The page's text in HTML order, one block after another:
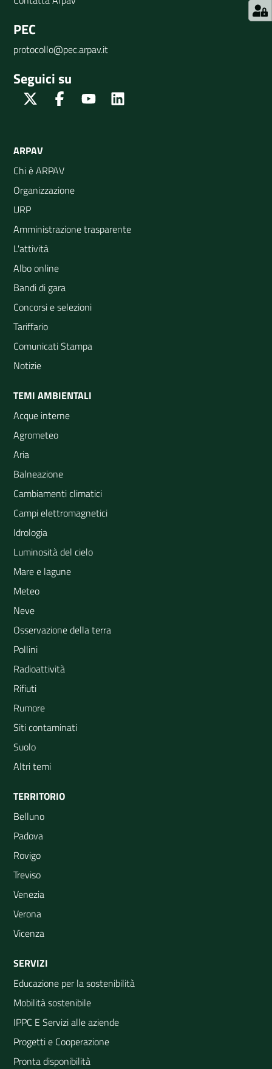
PEC
protocollo@pec.arpav.it
Seguici su
Twitter FacebookYoutube
ARPAV
Chi è ARPAV
Organizzazione
URP
Amministrazione trasparente
L'attività
Albo online
Bandi di gara
Concorsi e selezioni
Tariffario
Comunicati Stampa
Notizie
TEMI AMBIENTALI
Acque interne
Agrometeo
Aria
Balneazione
Cambiamenti climatici
Campi elettromagnetici
Idrologia
Luminosità del cielo
Mare e lagune
Meteo
Neve
Osservazione della terra
Pollini
Radioattività
Rifiuti
Rumore
Siti contaminati
Suolo
Altri temi
TERRITORIO
Belluno
Padova
Rovigo
Treviso
Venezia
Verona
Vicenza
SERVIZI
Educazione per la sostenibilità
Mobilità sostenibile
IPPC E Servizi alle aziende
Progetti e Cooperazione
Pronta disponibilità